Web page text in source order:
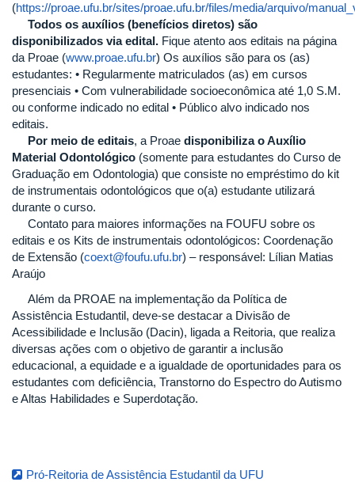
(https://proae.ufu.br/sites/proae.ufu.br/files/media/arquivo/
Todos os auxílios (benefícios diretos) são
disponibilizados via edital. Fique atento aos editais na página
da Proae (www.proae.ufu.br) Os auxílios são para os (as)
estudantes: • Regularmente matriculados (as) em cursos
presenciais • Com vulnerabilidade socioeconômica até 1,0 S.M.
ou conforme indicado no edital • Público alvo indicado nos
editais.
Por meio de editais, a Proae disponibiliza o Auxílio
Material Odontológico (somente para estudantes do Curso de
Graduação em Odontologia) que consiste no empréstimo do kit
de instrumentais odontológicos que o(a) estudante utilizará
durante o curso.
Contato para maiores informações na FOUFU sobre os
editais e os Kits de instrumentais odontológicos: Coordenação
de Extensão (coext@foufu.ufu.br) – responsável: Lílian Matias
Araújo
Além da PROAE na implementação da Política de
Assistência Estudantil, deve-se destacar a Divisão de
Acessibilidade e Inclusão (Dacin), ligada a Reitoria, que realiza
diversas ações com o objetivo de garantir a inclusão
educacional, a equidade e a igualdade de oportunidades para os
estudantes com deficiência, Transtorno do Espectro do Autismo
e Altas Habilidades e Superdotação.
Pró-Reitoria de Assistência Estudantil da UFU